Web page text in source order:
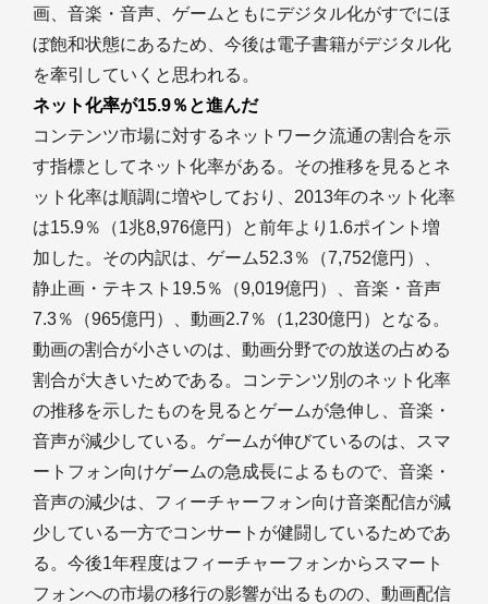
画、音楽・音声、ゲームともにデジタル化がすでにほ
ぼ飽和状態にあるため、今後は電子書籍がデジタル化
を牽引していくと思われる。
ネット化率が15.9％と進んだ
コンテンツ市場に対するネットワーク流通の割合を示
す指標としてネット化率がある。その推移を見るとネ
ット化率は順調に増やしており、2013年のネット化率
は15.9％（1兆8,976億円）と前年より1.6ポイント増
加した。その内訳は、ゲーム52.3％（7,752億円）、
静止画・テキスト19.5％（9,019億円）、音楽・音声
7.3％（965億円）、動画2.7％（1,230億円）となる。
動画の割合が小さいのは、動画分野での放送の占める
割合が大きいためである。コンテンツ別のネット化率
の推移を示したものを見るとゲームが急伸し、音楽・
音声が減少している。ゲームが伸びているのは、スマ
ートフォン向けゲームの急成長によるもので、音楽・
音声の減少は、フィーチャーフォン向け音楽配信が減
少している一方でコンサートが健闘しているためであ
る。今後1年程度はフィーチャーフォンからスマート
フォンへの市場の移行の影響が出るものの、動画配信